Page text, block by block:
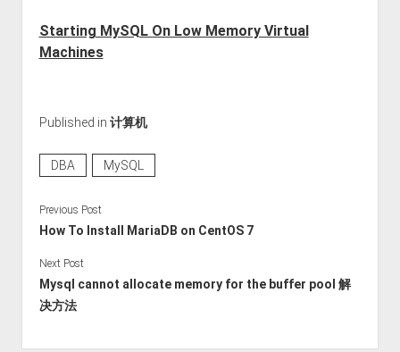
Starting MySQL On Low Memory Virtual
Machines
Published in 计算机
DBA MySQL
Previous Post
How To Install MariaDB on CentOS 7
Next Post
Mysql cannot allocate memory for the buffer pool 解
决方法